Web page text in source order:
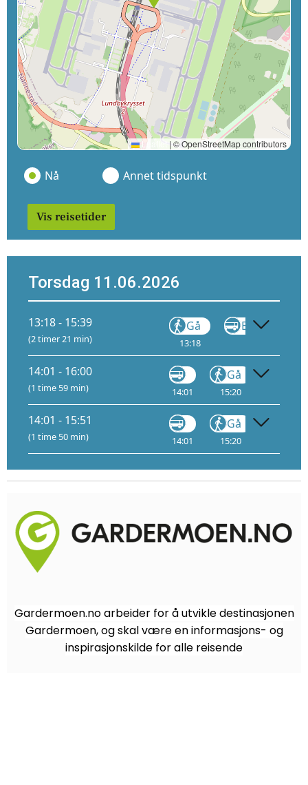
Leaflet | © OpenStreetMap contributors
Nå Annet tidspunkt
Vis reisetider
Torsdag 11.06.2026
13:18 - 15:39
(2 timer 21 min)
Gå
13:18
Buss
14:01 - 16:00
(1 time 59 min) 14:01
Gå
15:20
14:01 - 15:51
(1 time 50 min) 14:01
Gå
15:20
Gardermoen.no arbeider for å utvikle destinasjonen
Gardermoen, og skal være en informasjons- og
inspirasjonskilde for alle reisende